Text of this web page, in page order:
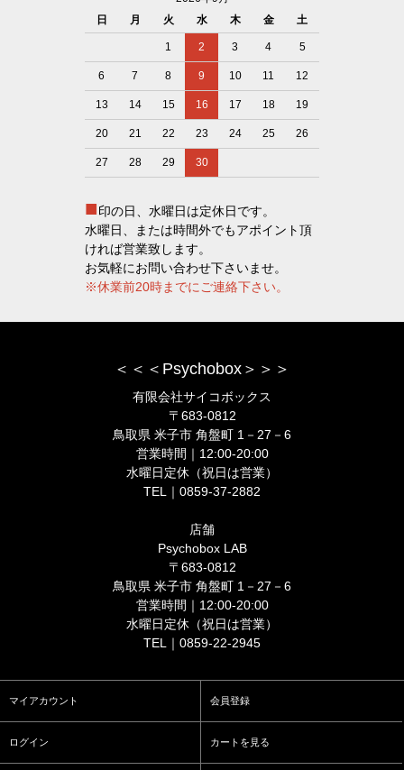
日
月 火 水 木 金 土
1 2 3 4 5
6 7 8 9 10 11 12
13 14 15 16 17 18 19
20 21 22 23 24 25 26
27 28 29 30
■印の日、水曜日は定休日です。
水曜日、または時間外でもアポイント頂
ければ営業致します。
お気軽にお問い合わせ下さいませ。
※休業前20時までにご連絡下さい。
＜＜＜Psychobox＞＞＞
有限会社サイコボックス
〒683-0812
鳥取県 米子市 角盤町 1－27－6
営業時間｜12:00-20:00
水曜日定休（祝日は営業）
TEL｜0859-37-2882
店舗
Psychobox LAB
〒683-0812
鳥取県 米子市 角盤町 1－27－6
営業時間｜12:00-20:00
水曜日定休（祝日は営業）
TEL｜0859-22-2945
マイアカウント 会員登録
ログイン カートを見る